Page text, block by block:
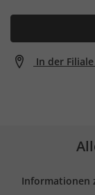
In der
Informationen